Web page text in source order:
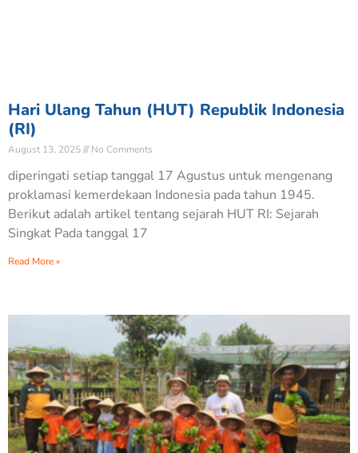
Hari Ulang Tahun (HUT) Republik Indonesia
(RI)
August 13, 2025 No Comments
diperingati setiap tanggal 17 Agustus untuk mengenang
proklamasi kemerdekaan Indonesia pada tahun 1945.
Berikut adalah artikel tentang sejarah HUT RI: Sejarah
Singkat Pada tanggal 17
Read More »